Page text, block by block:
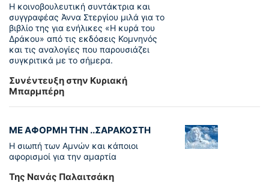
Η κοινοβουλευτική συντάκτρια και
συγγραφέας Άννα Στεργίου μιλά για το
βιβλίο της για ενήλικες «Η κυρά του
Δράκου» από τις εκδόσεις Κομνηνός
και τις αναλογίες που παρουσιάζει
συγκριτικά με το σήμερα.
Συνέντευξη στην Κυριακή
Μπαρμπέρη
ΜΕ ΑΦΟΡΜΗ ΤΗΝ ..ΣΑΡΑΚΟΣΤΗ
Η σιωπή των Αμνών και κάποιοι
αφορισμοί για την αμαρτία
Της Νανάς Παλαιτσάκη